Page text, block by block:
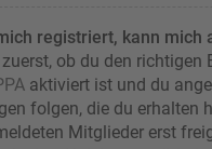
registriert, kann mich
ob du den
aktiviert ist und du
folgen, die du erhalten
Mitglieder erst